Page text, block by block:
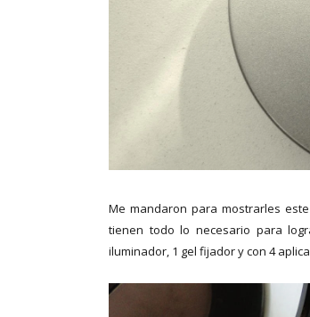
Me mandaron para mostrarles
tienen todo lo necesario para
iluminador, 1 gel fijador y con 4